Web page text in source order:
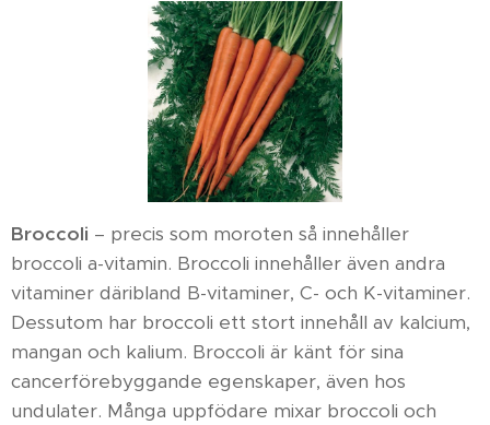
Broccoli – precis som moroten så innehåller
broccoli a-vitamin. Broccoli innehåller även andra
vitaminer däribland B-vitaminer, C- och K-vitaminer.
Dessutom har broccoli ett stort innehåll av kalcium,
mangan och kalium. Broccoli är känt för sina
cancerförebyggande egenskaper, även hos
undulater. Många uppfödare mixar broccoli och